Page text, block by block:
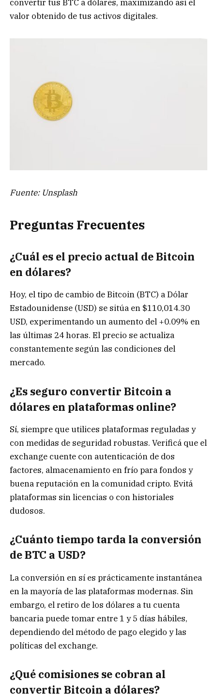
convertir tus BTC a dólares, maximizando así el
valor obtenido de tus activos digitales.
Fuente: Unsplash
Preguntas Frecuentes
¿Cuál es el precio actual de Bitcoin
en dólares?
Hoy, el tipo de cambio de Bitcoin (BTC) a Dólar
Estadounidense (USD) se sitúa en $110,014.30
USD, experimentando un aumento del +0.09% en
las últimas 24 horas. El precio se actualiza
constantemente según las condiciones del
mercado.
¿Es seguro convertir Bitcoin a
dólares en plataformas online?
Sí, siempre que utilices plataformas reguladas y
con medidas de seguridad robustas. Verificá que el
exchange cuente con autenticación de dos
factores, almacenamiento en frío para fondos y
buena reputación en la comunidad cripto. Evitá
plataformas sin licencias o con historiales
dudosos.
¿Cuánto tiempo tarda la conversión
de BTC a USD?
La conversión en sí es prácticamente instantánea
en la mayoría de las plataformas modernas. Sin
embargo, el retiro de los dólares a tu cuenta
bancaria puede tomar entre 1 y 5 días hábiles,
dependiendo del método de pago elegido y las
políticas del exchange.
¿Qué comisiones se cobran al
convertir Bitcoin a dólares?